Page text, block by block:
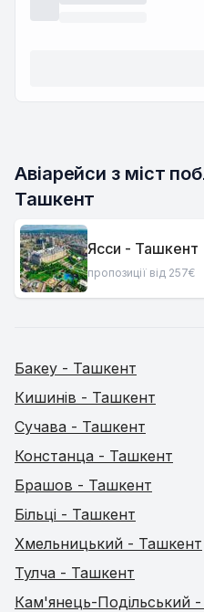
Авіарейси з міст
Ташкент
Ясси - Ташкент
пропозиції від 257€
Бакеу - Ташкент
Кишинів - Ташкент
Сучава - Ташкент
Констанца - Ташкент
Брашов - Ташкент
Більці - Ташкент
Хмельницький - Ташкент
Тулча - Ташкент
Кам'янець-Подільський